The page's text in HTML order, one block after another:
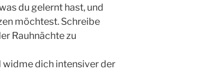
du gelernt hast, und
möchtest. Schreibe
Rauhnächte zu
widme dich intensiver der